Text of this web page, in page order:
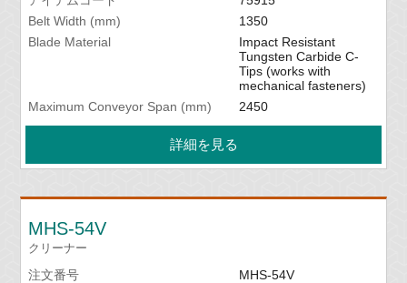
Belt Width (mm)
1350
Blade Material
Impact Resistant
Tungsten Carbide C-
Tips (works with
mechanical fasteners)
Maximum Conveyor Span (mm)
2450
詳細を見る
MHS-54V
クリーナー
注文番号
MHS-54V